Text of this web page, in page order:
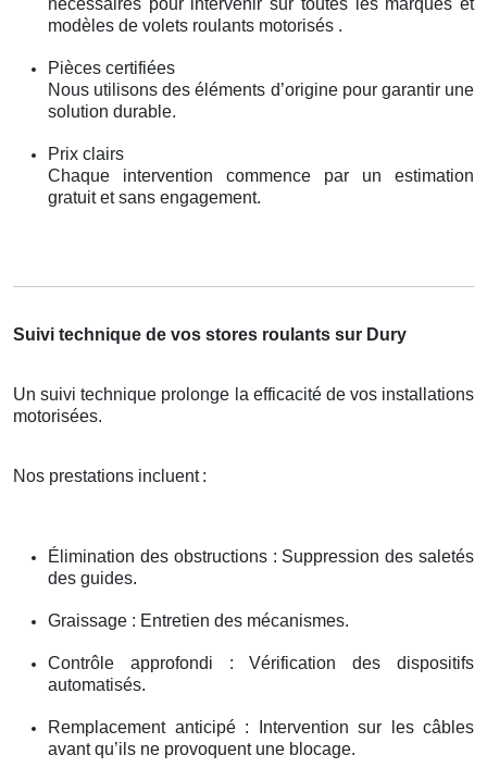
modèles de volets roulants motorisés .
Pièces certifiées
Nous utilisons des éléments d’origine pour garantir une
solution durable.
Prix clairs
Chaque intervention commence par un estimation
gratuit et sans engagement.
Suivi technique de vos stores roulants sur Dury
Un suivi technique prolonge la efficacité de vos installations
motorisées.
Nos prestations incluent :
Élimination des obstructions : Suppression des saletés
des guides.
Graissage : Entretien des mécanismes.
Contrôle approfondi : Vérification des dispositifs
automatisés.
Remplacement anticipé : Intervention sur les câbles
avant qu’ils ne provoquent une blocage.